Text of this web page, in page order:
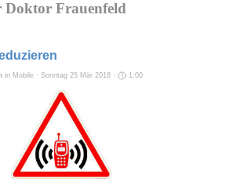
Doktor Frauenfeld
in Mobile · Sonntag 25 Mär 2018 · 1:00